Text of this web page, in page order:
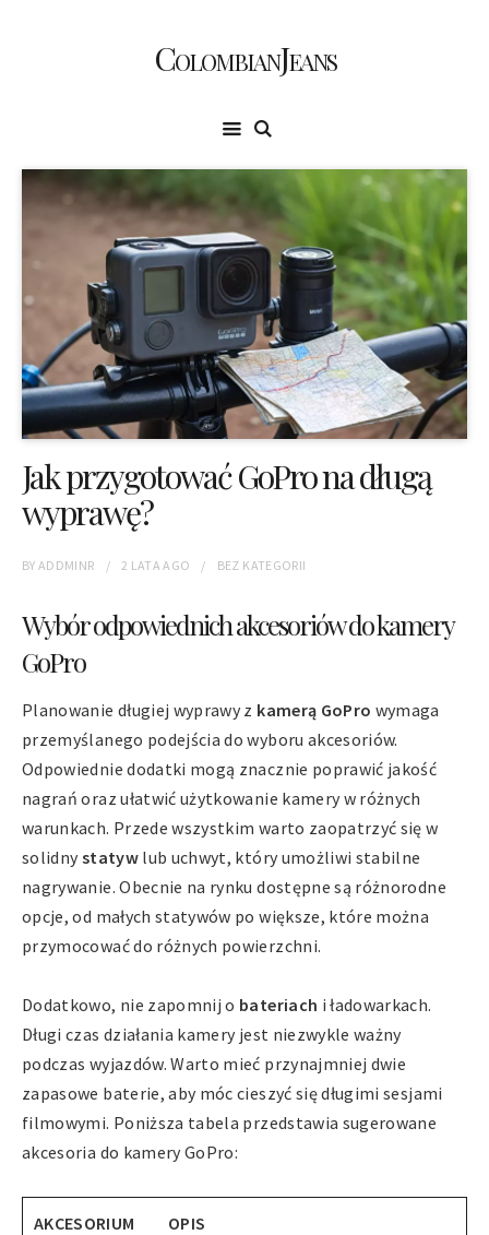
ColombianJeans
Jak przygotować GoPro na długą
wyprawę?
BYADDMINR 2 LATA AGO BEZ KATEGORII
Wybór odpowiednich akcesoriów do kamery
GoPro
Planowanie długiej wyprawy z kamerą GoPro wymaga
przemyślanego podejścia do wyboru akcesoriów.
Odpowiednie dodatki mogą znacznie poprawić jakość
nagrań oraz ułatwić użytkowanie kamery w różnych
warunkach. Przede wszystkim warto zaopatrzyć się w
solidny statywlub uchwyt, który umożliwi stabilne
nagrywanie. Obecnie na rynku dostępne są różnorodne
opcje, od małych statywów po większe, które można
przymocować do różnych powierzchni.
Dodatkowo, nie zapomnij o bateriach i ładowarkach.
Długi czas działania kamery jest niezwykle ważny
podczas wyjazdów. Warto mieć przynajmniej dwie
zapasowe baterie, aby móc cieszyć się długimi sesjami
filmowymi. Poniższa tabela przedstawia sugerowane
akcesoria do kamery GoPro:
AKCESORIUM OPIS